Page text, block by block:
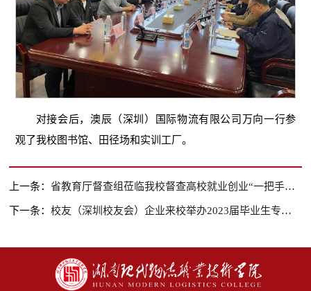
对接会后，澳辰（深圳）国际物流有限公司万向一行参
观了我校图书馆、田径场和实训工厂。
上一条：省教育厅督查组莅临我校督查高校就业创业“一把手工程”工作
下一条：校友（深圳校友会）企业来校举办2023届毕业生专场招聘会